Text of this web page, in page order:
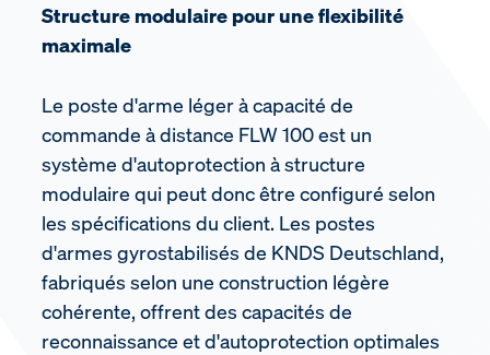
Structure modulaire pour une flexibilité
maximale
Le poste d'arme léger à capacité de
commande à distance FLW 100 est un
système d'autoprotection à structure
modulaire qui peut donc être configuré selon
les spécifications du client. Les postes
d'armes gyrostabilisés de KNDS Deutschland,
fabriqués selon une construction légère
cohérente, offrent des capacités de
reconnaissance et d'autoprotection optimales